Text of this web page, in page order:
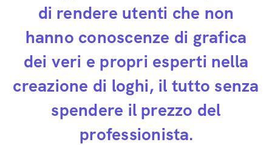
di rendere utenti che non
hanno conoscenze di grafica
dei veri e propri esperti nella
creazione di loghi, il tutto senza
spendere il prezzo del
professionista.